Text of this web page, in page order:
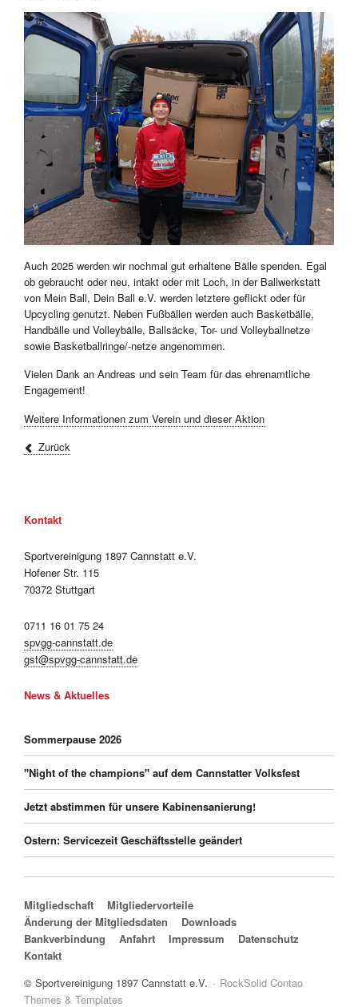
Auch 2025 werden wir nochmal gut erhaltene Bälle spenden. Egal
ob gebraucht oder neu, intakt oder mit Loch, in der Ballwerkstatt
von Mein Ball, Dein Ball e.V. werden letztere geflickt oder für
Upcycling genutzt. Neben Fußbällen werden auch Basketbälle,
Handbälle und Volleybälle, Ballsäcke, Tor- und Volleyballnetze
sowie Basketballringe/-netze angenommen.
Vielen Dank an Andreas und sein Team für das ehrenamtliche
Engagement!
Weitere Informationen zum Verein und dieser Aktion
Zurück
Kontakt
Sportvereinigung 1897 Cannstatt e.V.
Hofener Str. 115
70372 Stuttgart
0711 16 01 75 24
spvgg-cannstatt.de
gst@spvgg-cannstatt.de
News & Aktuelles
Sommerpause 2026
"Night of the champions" auf dem Cannstatter Volksfest
Jetzt abstimmen für unsere Kabinensanierung!
Ostern: Servicezeit Geschäftsstelle geändert
Navigation überspringen
Mitgliedschaft
Mitgliedervorteile
Änderung der Mitgliedsdaten
Downloads
Bankverbindung
Anfahrt Impressum
Datenschutz
Kontakt
© Sportvereinigung 1897 Cannstatt e.V.
RockSolid Contao
Themes & Templates